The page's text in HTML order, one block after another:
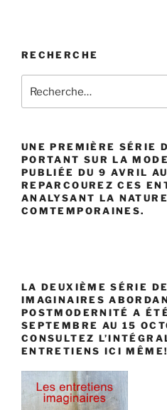
RECHERCHE
pour
UNE PREMIÈRE SÉRIE
PORTANT SUR LA
PUBLIÉE DU 9 AVRIL
REPARCOUREZ CES
ANALYSANT LA
COMTEMPORAINES.
LA DEUXIÈME SÉRIE
IMAGINAIRES
POSTMODERNITÉ A
SEPTEMBRE AU 15
CONSULTEZ
ENTRETIENS ICI MÊME!